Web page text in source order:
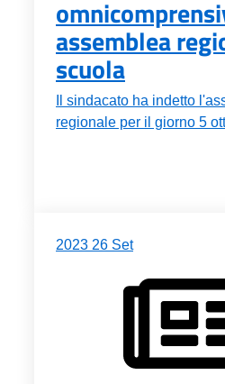
assemblea
scuola
Il sindacato ha indetto
regionale per il giorno 5
2023 26 Set